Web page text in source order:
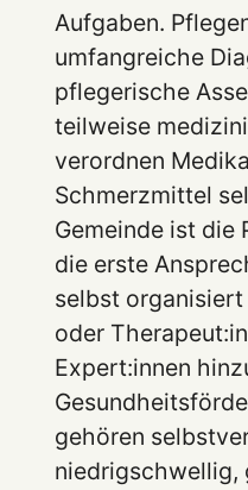
Aufgaben.
umfangreiche
pflegerische
teilweise
verordnen
Schmerzmittel
Gemeinde ist die
die erste
selbst
oder
Expert:innen
gehören
niedrigschwellig,